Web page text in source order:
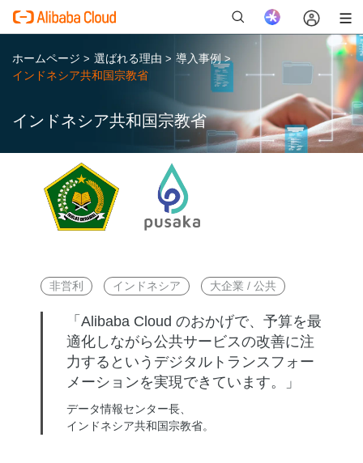
ホームページ > 選ばれる理由 > 導入事例>
インドネシア共和国宗教省
インドネシア共和国宗教省
非営利 インドネシア 大企業 / 公共
「Alibaba Cloud のおかげで、予算を最
適化しながら公共サービスの改善に注
力するというデジタルトランスフォー
メーションを実現できています。」
データ情報センター長、
インドネシア共和国宗教省。
新